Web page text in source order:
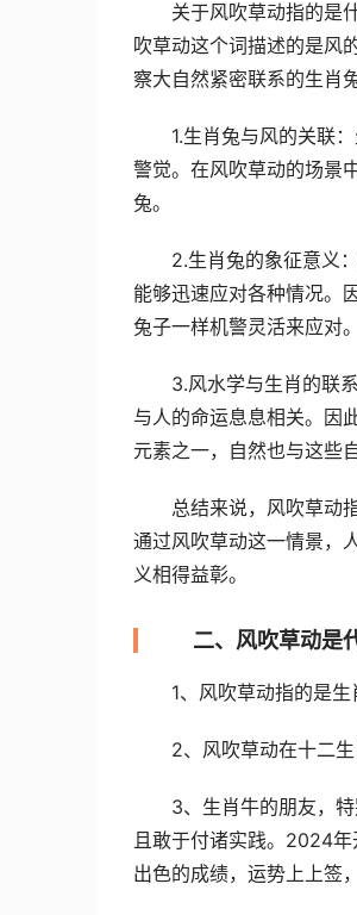
关于风吹草动指的是
吹草动这个词描述的是风
察大自然紧密联系的生肖
1.生肖兔与风的关联
警觉。在风吹草动的场景
兔。
2.生肖兔的象征意义
能够迅速应对各种情况。
兔子一样机警灵活来应对。
3.风水学与生肖的联
与人的命运息息相关。因
元素之一，自然也与这些
总结来说，风吹草动
通过风吹草动这一情景，
义相得益彰。
二、风吹草动是
1、风吹草动指的是生
2、风吹草动在十二
3、生肖牛的朋友，
且敢于付诸实践。2024
出色的成绩，运势上上签